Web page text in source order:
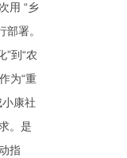
用 “乡
部署。
”到“农
为“重
康社
。是
指